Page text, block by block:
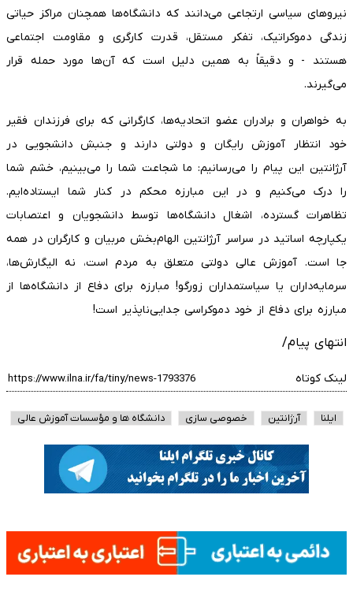
نیروهای سیاسی ارتجاعی می‌دانند که دانشگاه‌ها همچنان مراکز حیاتی
زندگی دموکراتیک، تفکر مستقل، قدرت کارگری و مقاومت اجتماعی
هستند - و دقیقاً به همین دلیل است که آن‌ها مورد حمله قرار
می‌گیرند.
به خواهران و برادران عضو اتحادیه‌ها، کارگرانی که برای فرزندان فقیر
خود انتظار آموزش رایگان و دولتی دارند و جنبش دانشجویی در
آرژانتین این پیام را می‌رسانیم: ما شجاعت شما را می‌بینیم، خشم شما
را درک می‌کنیم و در این مبارزه محکم در کنار شما ایستاده‌ایم.
تظاهرات گسترده، اشغال دانشگاه‌ها توسط دانشجویان و اعتصابات
یکپارچه اساتید در سراسر آرژانتین الهام‌بخش مربیان و کارگران در همه
جا است. آموزش عالی دولتی متعلق به مردم است، نه الیگارش‌ها،
سرمایه‌داران یا سیاستمداران زورگو! مبارزه برای دفاع از دانشگاه‌ها از
مبارزه برای دفاع از خود دموکراسی جدایی‌ناپذیر است!
انتهای پیام/
لینک کوتاه
ایلنا آرژانتین خصوصی سازی دانشگاه ها و مؤسسات آموزش عالی